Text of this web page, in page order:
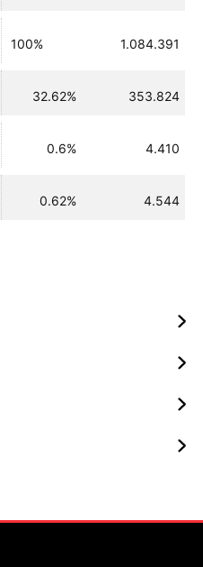
100% 1.084.391
32.62% 353.824
0.6% 4.410
0.62% 4.544